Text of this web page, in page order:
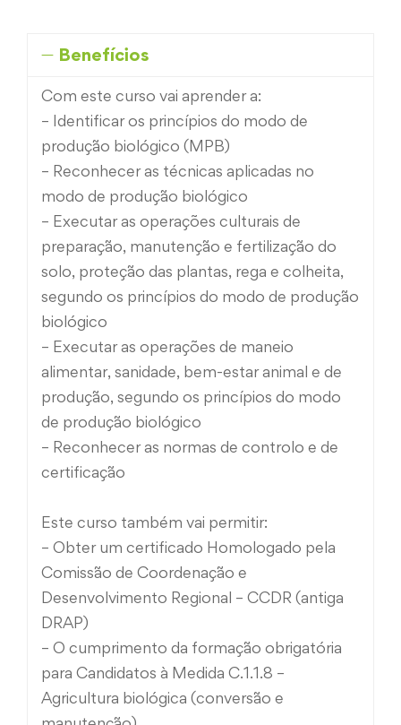
Benefícios
Com este curso vai aprender a:
– Identificar os princípios do modo de
produção biológico (MPB)
– Reconhecer as técnicas aplicadas no
modo de produção biológico
– Executar as operações culturais de
preparação, manutenção e fertilização do
solo, proteção das plantas, rega e colheita,
segundo os princípios do modo de produção
biológico
– Executar as operações de maneio
alimentar, sanidade, bem-estar animal e de
produção, segundo os princípios do modo
de produção biológico
– Reconhecer as normas de controlo e de
certificação
Este curso também vai permitir:
– Obter um certificado Homologado pela
Comissão de Coordenação e
Desenvolvimento Regional – CCDR (antiga
DRAP)
– O cumprimento da formação obrigatória
para Candidatos à Medida C.1.1.8 –
Agricultura biológica (conversão e